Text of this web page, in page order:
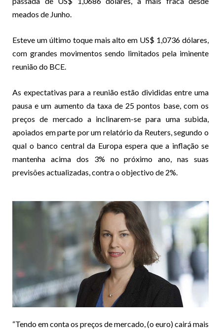
meados de Junho.
Esteve um último toque mais alto em US$ 1,0736 dólares,
com grandes movimentos sendo limitados pela iminente
reunião do BCE.
As expectativas para a reunião estão divididas entre uma
pausa e um aumento da taxa de 25 pontos base, com os
preços de mercado a inclinarem-se para uma subida,
apoiados em parte por um relatório da Reuters, segundo o
qual o banco central da Europa espera que a inflação se
mantenha acima dos 3% no próximo ano, nas suas
previsões actualizadas, contra o objectivo de 2%.
“Tendo em conta os preços de mercado, (o euro) cairá mais